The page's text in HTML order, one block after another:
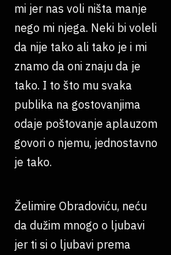
mi jer nas voli ništa manje
nego mi njega. Neki bi voleli
da nije tako ali tako je i mi
znamo da oni znaju da je
tako. I to što mu svaka
publika na gostovanjima
odaje poštovanje aplauzom
govori o njemu, jednostavno
je tako.
Želimire Obradoviću, neću
da dužim mnogo o ljubavi
jer ti si o ljubavi prema